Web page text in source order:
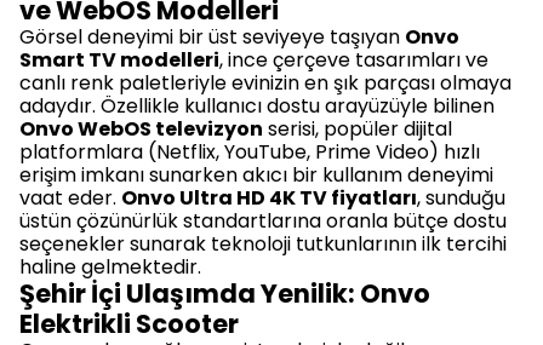
ve WebOS Modelleri
Görsel deneyimi bir üst seviyeye taşıyan Onvo
Smart TV modelleri, ince çerçeve tasarımları ve
canlı renk paletleriyle evinizin en şık parçası olmaya
adaydır. Özellikle kullanıcı dostu arayüzüyle bilinen
Onvo WebOS televizyon serisi, popüler dijital
platformlara (Netflix, YouTube, Prime Video) hızlı
erişim imkanı sunarken akıcı bir kullanım deneyimi
vaat eder. Onvo Ultra HD 4K TV fiyatları, sunduğu
üstün çözünürlük standartlarına oranla bütçe dostu
seçenekler sunarak teknoloji tutkunlarının ilk tercihi
haline gelmektedir.
Şehir İçi Ulaşımda Yenilik: Onvo
Elektrikli Scooter